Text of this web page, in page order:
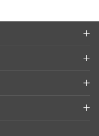



